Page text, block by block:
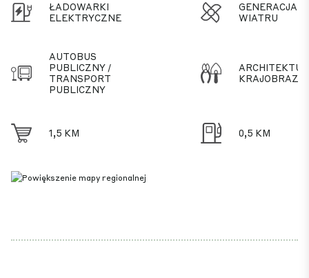
ŁADOWARKI
ELEKTRYCZNE
GENERACJA
WIATRU
AUTOBUS
PUBLICZNY /
TRANSPORT
PUBLICZNY
KRAJOBRAZU
1,5 KM 0,5 KM